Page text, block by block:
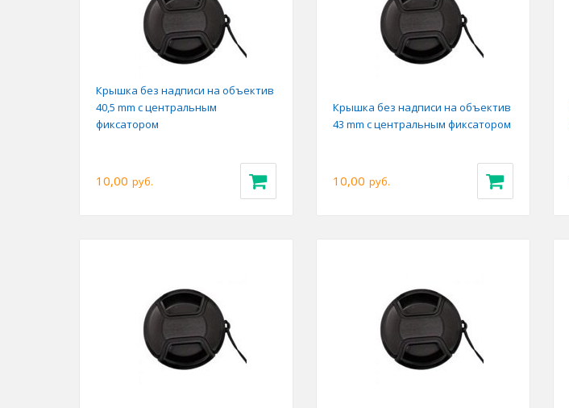
Крышка без надписи на объектив
40,5 mm с центральным
фиксатором
10,00 руб.
Крышка без надписи на объектив
43 mm с центральным фиксатором
10,00 руб.